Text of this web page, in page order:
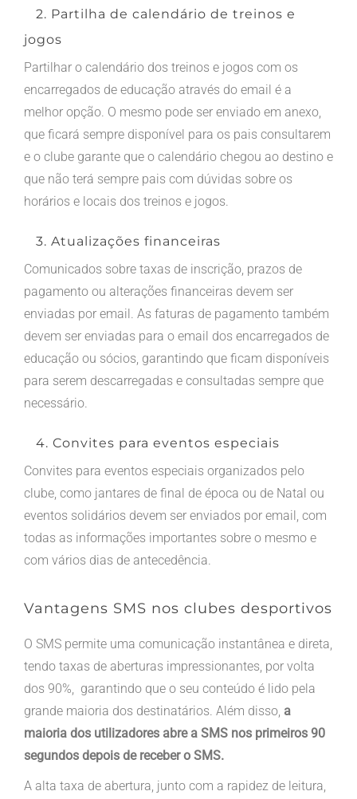
2. Partilha de calendário de treinos e
jogos
Partilhar o calendário dos treinos e jogos com os
encarregados de educação através do email é a
melhor opção. O mesmo pode ser enviado em anexo,
que ficará sempre disponível para os pais consultarem
e o clube garante que o calendário chegou ao destino e
que não terá sempre pais com dúvidas sobre os
horários e locais dos treinos e jogos.
3. Atualizações financeiras
Comunicados sobre taxas de inscrição, prazos de
pagamento ou alterações financeiras devem ser
enviadas por email. As faturas de pagamento também
devem ser enviadas para o email dos encarregados de
educação ou sócios, garantindo que ficam disponíveis
para serem descarregadas e consultadas sempre que
necessário.
4. Convites para eventos especiais
Convites para eventos especiais organizados pelo
clube, como jantares de final de época ou de Natal ou
eventos solidários devem ser enviados por email, com
todas as informações importantes sobre o mesmo e
com vários dias de antecedência.
Vantagens SMS nos clubes desportivos
O SMS permite uma comunicação instantânea e direta,
tendo taxas de aberturas impressionantes, por volta
dos 90%, garantindo que o seu conteúdo é lido pela
grande maioria dos destinatários. Além disso, a
maioria dos utilizadores abre a SMS nos primeiros 90
segundos depois de receber o SMS.
A alta taxa de abertura, junto com a rapidez de leitura,